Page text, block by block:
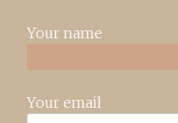
Your name
Your email